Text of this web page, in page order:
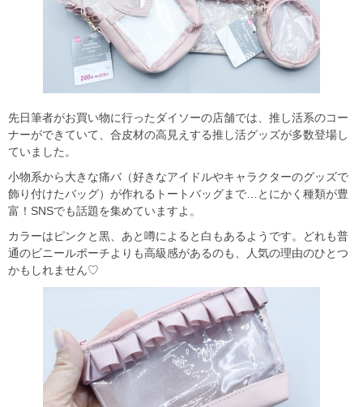
先日筆者がお買い物に行ったダイソーの店舗では、推し活系のコー
ナーができていて、合皮材の高見えする推し活グッズが多数登場し
ていました。
小物系から大きな痛バ（好きなアイドルやキャラクターのグッズで
飾り付けたバッグ）が作れるトートバッグまで…とにかく種類が豊
富！SNSでも話題を集めていますよ。
カラーはピンクと黒、あと噂によると白もあるようです。どれも普
通のビニールポーチよりも高級感があるのも、人気の理由のひとつ
かもしれません♡